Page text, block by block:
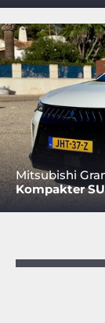
Mitsubishi
Kompakter